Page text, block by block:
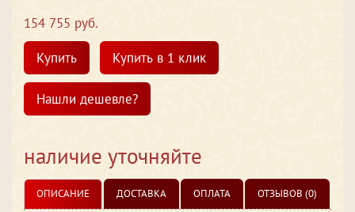
154 755 руб.
Купить
Купить в 1 клик
Нашли дешевле?
наличие уточняйте
ОПИСАНИЕ ДОСТАВКА ОПЛАТА ОТЗЫВОВ (0)